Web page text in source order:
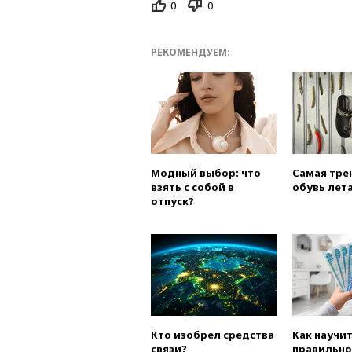
0 0
РЕКОМЕНДУЕМ:
Модный выбор: что
взять с собой в
отпуск?
Самая
обувь
Кто изобрел средства
связи?
Как
правильно